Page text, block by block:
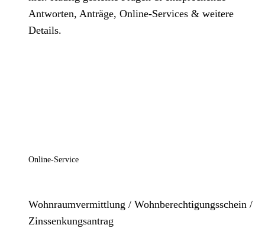
Antworten, Anträge, Online-Services & weitere
Details.
Online-Service
Wohnraumvermittlung / Wohnberechtigungsschein /
Zinssenkungsantrag